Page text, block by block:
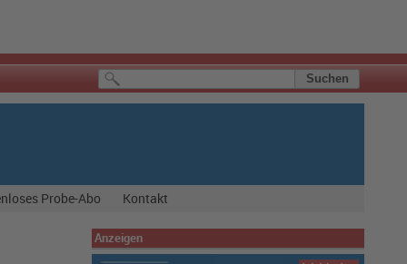
Probe-Abo Kontakt
Anzeigen